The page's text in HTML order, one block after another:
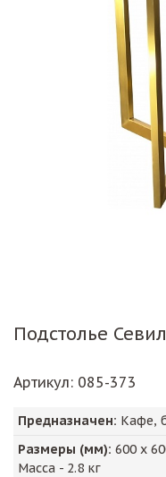
Подстолье
Артикул: 085-373
Предназначен: Кафе,
Размеры (мм): 600 х
Масса - 2.8 кг